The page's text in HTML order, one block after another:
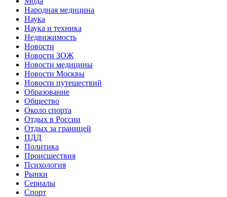
Народная медицина
Наука
Наука и техника
Недвижимость
Новости
Новости ЗОЖ
Новости медицины
Новости Москвы
Новости путешествий
Образование
Общество
Около спорта
Отдых в России
Отдых за границей
ПДД
Политика
Происшествия
Психология
Рынки
Сериалы
Спорт